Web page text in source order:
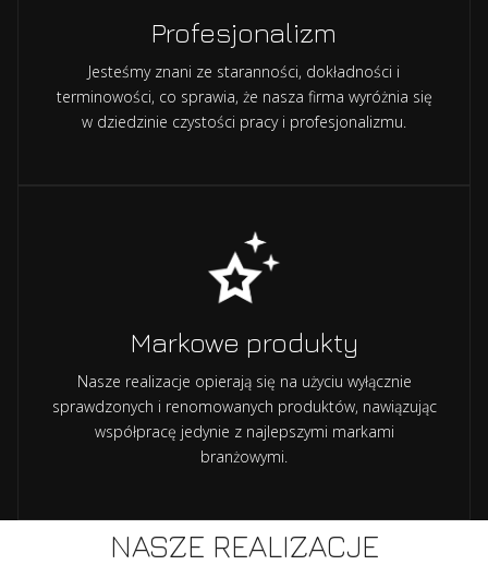
Profesjonalizm
Jesteśmy znani ze staranności, dokładności i
terminowości, co sprawia, że nasza firma wyróżnia się
w dziedzinie czystości pracy i profesjonalizmu.
Markowe produkty
Nasze realizacje opierają się na użyciu wyłącznie
sprawdzonych i renomowanych produktów, nawiązując
współpracę jedynie z najlepszymi markami
branżowymi.
NASZE REALIZACJE